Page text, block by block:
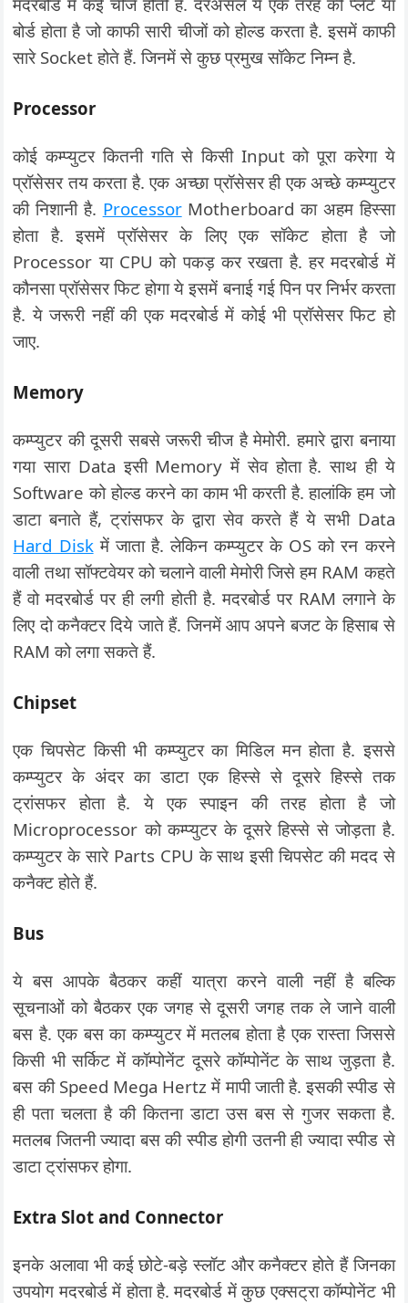
बोर्ड होता है जो काफी सारी चीजों को होल्ड करता है. इसमें काफी
सारे Socket होते हैं. जिनमें से कुछ प्रमुख सॉकेट निम्न है.
Processor
कोई कम्प्युटर कितनी गति से किसी Input को पूरा करेगा ये
प्रॉसेसर तय करता है. एक अच्छा प्रॉसेसर ही एक अच्छे कम्प्युटर
की निशानी है. ProcessorMotherboard का अहम हिस्सा
होता है. इसमें प्रॉसेसर के लिए एक सॉकेट होता है जो
Processor या CPU को पकड़ कर रखता है. हर मदरबोर्ड में
कौनसा प्रॉसेसर फिट होगा ये इसमें बनाई गई पिन पर निर्भर करता
है. ये जरूरी नहीं की एक मदरबोर्ड में कोई भी प्रॉसेसर फिट हो
जाए.
Memory
कम्प्युटर की दूसरी सबसे जरूरी चीज है मेमोरी. हमारे द्वारा बनाया
गया सारा Data इसी Memory में सेव होता है. साथ ही ये
Software को होल्ड करने का काम भी करती है. हालांकि हम जो
डाटा बनाते हैं, ट्रांसफर के द्वारा सेव करते हैं ये सभी Data
Hard Diskमें जाता है. लेकिन कम्प्युटर के OS को रन करने
वाली तथा सॉफ्टवेयर को चलाने वाली मेमोरी जिसे हम RAM कहते
हैं वो मदरबोर्ड पर ही लगी होती है. मदरबोर्ड पर RAM लगाने के
लिए दो कनैक्टर दिये जाते हैं. जिनमें आप अपने बजट के हिसाब से
RAM को लगा सकते हैं.
Chipset
एक चिपसेट किसी भी कम्प्युटर का मिडिल मन होता है. इससे
कम्प्युटर के अंदर का डाटा एक हिस्से से दूसरे हिस्से तक
ट्रांसफर होता है. ये एक स्पाइन की तरह होता है जो
Microprocessor को कम्प्युटर के दूसरे हिस्से से जोड़ता है.
कम्प्युटर के सारे Parts CPU के साथ इसी चिपसेट की मदद से
कनैक्ट होते हैं.
Bus
ये बस आपके बैठकर कहीं यात्रा करने वाली नहीं है बल्कि
सूचनाओं को बैठकर एक जगह से दूसरी जगह तक ले जाने वाली
बस है. एक बस का कम्प्युटर में मतलब होता है एक रास्ता जिससे
किसी भी सर्किट में कॉम्पोनेंट दूसरे कॉम्पोनेंट के साथ जुड़ता है.
बस की Speed Mega Hertz में मापी जाती है. इसकी स्पीड से
ही पता चलता है की कितना डाटा उस बस से गुजर सकता है.
मतलब जितनी ज्यादा बस की स्पीड होगी उतनी ही ज्यादा स्पीड से
डाटा ट्रांसफर होगा.
Extra Slot and Connector
इनके अलावा भी कई छोटे-बड़े स्लॉट और कनैक्टर होते हैं जिनका
उपयोग मदरबोर्ड में होता है. मदरबोर्ड में कुछ एक्सट्रा कॉम्पोनेंट भी